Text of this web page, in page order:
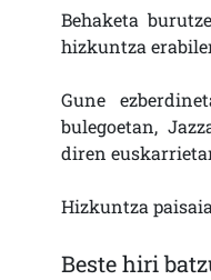
Behaketa
hizkuntza
Gune
bulegoetan,
diren
Hizkuntza
Beste hiri